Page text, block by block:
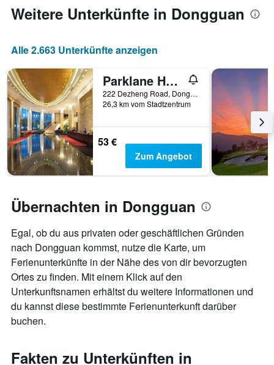
jeweiligen
Wochentag.
hat
Achse,
die
die
Wochentage
anzeigt.
Das
Diagramm
hat
Achse,
die
den
durchschnittlichen
Zimmerpreis
anzeigt.
Weitere Unterkünfte in Dongguan
Alle 2.663 Unterkünfte anzeigen
Parklane Hotel Changan
222 Dezheng Road, Dongguan, China
26,3 km vom Stadtzentrum
53 €
Zum Angebot
Übernachten in Dongguan
Egal, ob du aus privaten oder geschäftlichen Gründen
nach Dongguan kommst, nutze die Karte, um
Ferienunterkünfte in der Nähe des von dir bevorzugten
Ortes zu finden. Mit einem Klick auf den
Unterkunftsnamen erhältst du weitere Informationen und
du kannst diese bestimmte Ferienunterkunft darüber
buchen.
Fakten zu Unterkünften in